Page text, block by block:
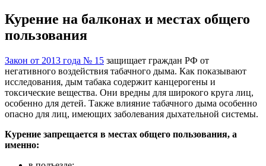
Курение на балконах и местах общего
пользования
Закон от 2013 года № 15 защищает граждан РФ от
негативного воздействия табачного дыма. Как показывают
исследования, дым табака содержит канцерогены и
токсические вещества. Они вредны для широкого круга лиц,
особенно для детей. Также влияние табачного дыма особенно
опасно для лиц, имеющих заболевания дыхательной системы.
Курение запрещается в местах общего пользования, а
именно: